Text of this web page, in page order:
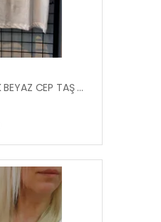
BASİC PENYE RENK BEYAZ CEP TAŞ DETAY BEDENLERİ S M L XL